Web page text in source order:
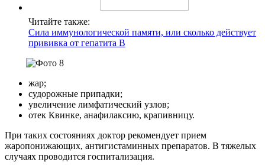
Читайте также:
Сила иммунологической памяти, или сколько действует
прививка от гепатита B
жар;
судорожные припадки;
увеличение лимфатический узлов;
отек Квинке, анафилаксию, крапивницу.
При таких состояниях доктор рекомендует прием
жаропонижающих, антигистаминных препаратов. В тяжелых
случаях проводится госпитализация.